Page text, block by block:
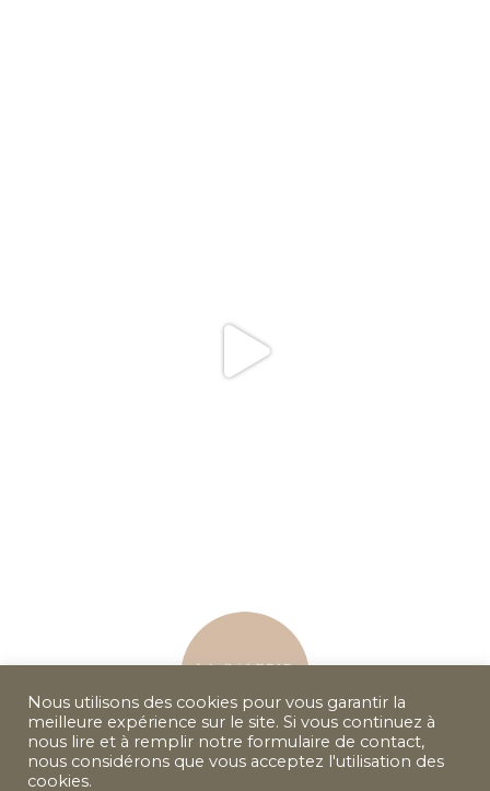
Nous utilisons des cookies pour vous garantir la
meilleure expérience sur le site. Si vous continuez à
nous lire et à remplir notre formulaire de contact,
nous considérons que vous acceptez l'utilisation des
cookies.